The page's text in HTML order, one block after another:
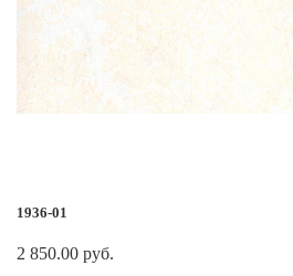
1936-01
2 850.00 руб.